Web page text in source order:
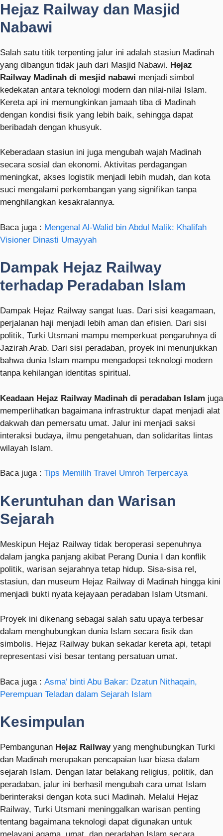
Hejaz Railway dan Masjid
Nabawi
Salah satu titik terpenting jalur ini adalah stasiun Madinah
yang dibangun tidak jauh dari Masjid Nabawi. Hejaz
Railway Madinah di mesjid nabawi menjadi simbol
kedekatan antara teknologi modern dan nilai-nilai Islam.
Kereta api ini memungkinkan jamaah tiba di Madinah
dengan kondisi fisik yang lebih baik, sehingga dapat
beribadah dengan khusyuk.
Keberadaan stasiun ini juga mengubah wajah Madinah
secara sosial dan ekonomi. Aktivitas perdagangan
meningkat, akses logistik menjadi lebih mudah, dan kota
suci mengalami perkembangan yang signifikan tanpa
menghilangkan kesakralannya.
Baca juga : Mengenal Al-Walid bin Abdul Malik: Khalifah
Visioner Dinasti Umayyah
Dampak Hejaz Railway
terhadap Peradaban Islam
Dampak Hejaz Railway sangat luas. Dari sisi keagamaan,
perjalanan haji menjadi lebih aman dan efisien. Dari sisi
politik, Turki Utsmani mampu memperkuat pengaruhnya di
Jazirah Arab. Dari sisi peradaban, proyek ini menunjukkan
bahwa dunia Islam mampu mengadopsi teknologi modern
tanpa kehilangan identitas spiritual.
Keadaan Hejaz Railway Madinah di peradaban Islam juga
memperlihatkan bagaimana infrastruktur dapat menjadi alat
dakwah dan pemersatu umat. Jalur ini menjadi saksi
interaksi budaya, ilmu pengetahuan, dan solidaritas lintas
wilayah Islam.
Baca juga : Tips Memilih Travel Umroh Terpercaya
Keruntuhan dan Warisan
Sejarah
Meskipun Hejaz Railway tidak beroperasi sepenuhnya
dalam jangka panjang akibat Perang Dunia I dan konflik
politik, warisan sejarahnya tetap hidup. Sisa-sisa rel,
stasiun, dan museum Hejaz Railway di Madinah hingga kini
menjadi bukti nyata kejayaan peradaban Islam Utsmani.
Proyek ini dikenang sebagai salah satu upaya terbesar
dalam menghubungkan dunia Islam secara fisik dan
simbolis. Hejaz Railway bukan sekadar kereta api, tetapi
representasi visi besar tentang persatuan umat.
Baca juga : Asma’ binti Abu Bakar: Dzatun Nithaqain,
Perempuan Teladan dalam Sejarah Islam
Kesimpulan
Pembangunan Hejaz Railwayyang menghubungkan Turki
dan Madinah merupakan pencapaian luar biasa dalam
sejarah Islam. Dengan latar belakang religius, politik, dan
peradaban, jalur ini berhasil mengubah cara umat Islam
berinteraksi dengan kota suci Madinah. Melalui Hejaz
Railway, Turki Utsmani meninggalkan warisan penting
tentang bagaimana teknologi dapat digunakan untuk